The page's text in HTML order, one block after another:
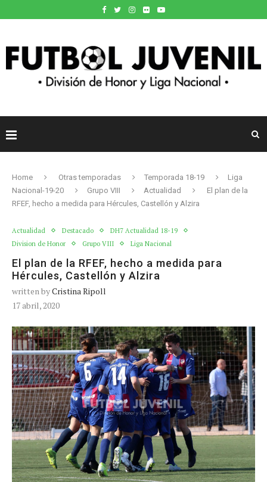
Home Otras temporadas Temporada 18-19
Liga
Nacional-19-20
Grupo VIII Actualidad
El plan de la
RFEF, hecho a medida para Hércules, Castellón y Alzira
Actualidad Destacado
DH7 Actualidad 18-19
Division de Honor
Grupo VIII Liga Nacional
El plan de la RFEF, hecho a medida para
Hércules, Castellón y Alzira
written byCristina Ripoll
17 abril, 2020